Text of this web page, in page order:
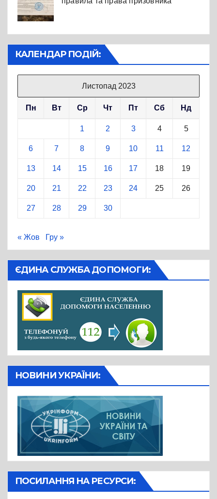
КАЛЕНДАР ПОДІЙ:
Листопад 2023
Пн Вт Ср Чт Пт Сб Нд
1 2 3 4 5
6 7 8 9 10 11 12
13 14 15 16 17 18 19
20 21 22 23 24 25 26
27 28 29 30
« Жов Гру »
ЄДИНА СЛУЖБА ДОПОМОГИ:
НОВИНИ УКРАЇНИ:
ПОСИЛАННЯ НА РЕСУРСИ: